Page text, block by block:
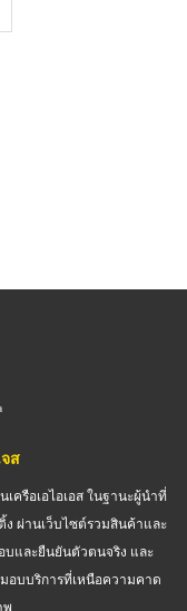
ส
ครือเอไอเอส ในฐานะผู้นำที่
ผ่านเว็บไซต์รวมสินค้าและ
บและยืนยันตัวตนจริง และ
อบบริการที่เหนือความคาด